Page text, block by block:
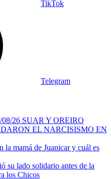
TikTok
Telegram
08/26 SUAR Y OREIRO
EL NARCISISMO EN
la mamá de Juanicar y cuál es
su lado solidario antes de la
los Chicos